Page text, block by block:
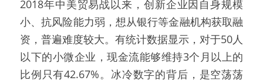
2018年中美贸易战以来，创新企业因自身规模
小、抗风险能力弱，想从银行等金融机构获取融
资，普遍难度较大。有统计数据显示，对于50人
以下的小微企业，现金流能够维持3个月以上的
比例只有42.67%。冰冷数字的背后，是空荡荡